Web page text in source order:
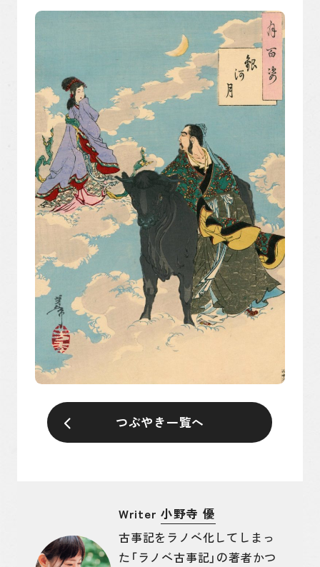
つぶやき一覧へ
Writer 小野寺 優
古事記をラノベ化してしまっ
た「ラノベ古事記」の著者かつ